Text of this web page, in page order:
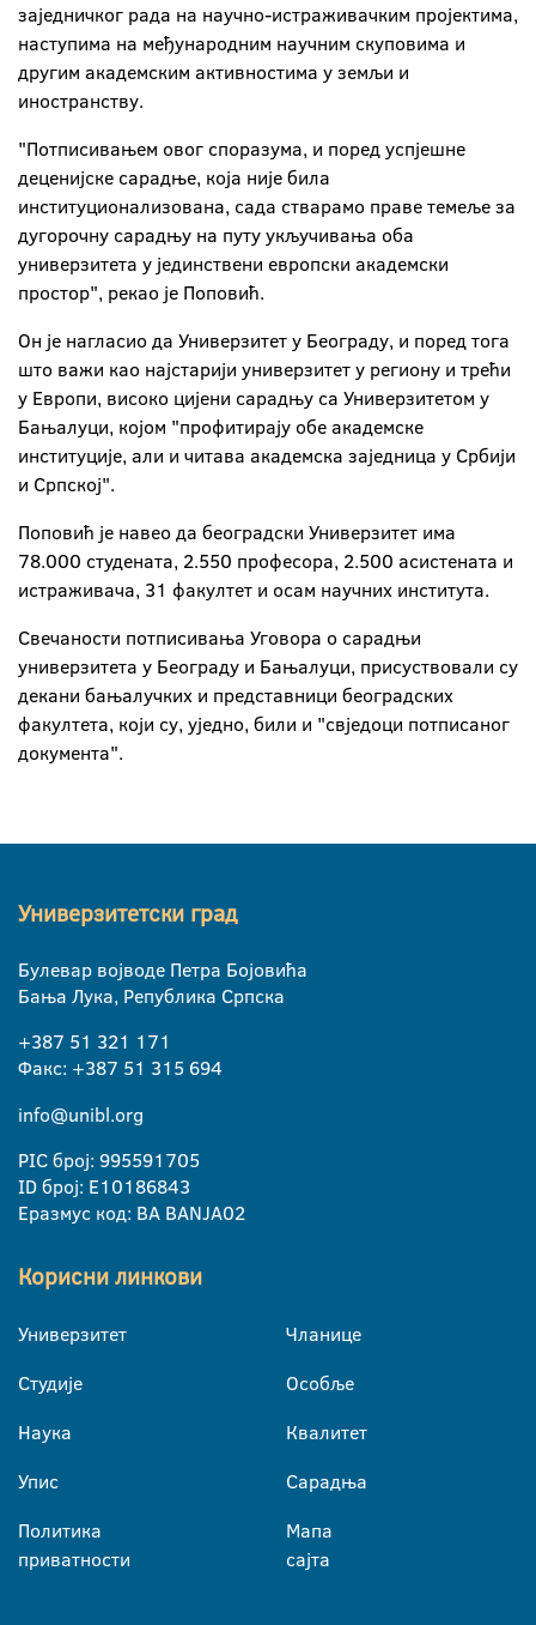
заједничког рада на научно-истраживачким пројектима,
наступима на међународним научним скуповима и
другим академским активностима у земљи и
иностранству.
"Потписивањем овог споразума, и поред успјешне
деценијске сарадње, која није била
институционализована, сада стварамо праве темеље за
дугорочну сарадњу на путу укључивања оба
универзитета у јединствени европски академски
простор", рекао је Поповић.
Он је нагласио да Универзитет у Београду, и поред тога
што важи као најстарији универзитет у региону и трећи
у Европи, високо цијени сарадњу са Универзитетом у
Бањалуци, којом "профитирају обе академске
институције, али и читава академска заједница у Србији
и Српској".
Поповић је навео да београдски Универзитет има
78.000 студената, 2.550 професора, 2.500 асистената и
истраживача, 31 факултет и осам научних института.
Свечаности потписивања Уговора о сарадњи
универзитета у Београду и Бањалуци, присуствовали су
декани бањалучких и представници београдских
факултета, који су, уједно, били и "свједоци потписаног
документа".
Универзитетски град
Булевар војводе Петра Бојовића
Бања Лука, Република Српска
+387 51 321 171
Факс: +387 51 315 694
info@unibl.org
PIC број: 995591705
ID број: E10186843
Еразмус код: BA BANJA02
Корисни линкови
Универзитет
Студије
Наука
Упис
Политика
приватности
Чланице
Особље
Квалитет
Сарадња
Мапа
сајта